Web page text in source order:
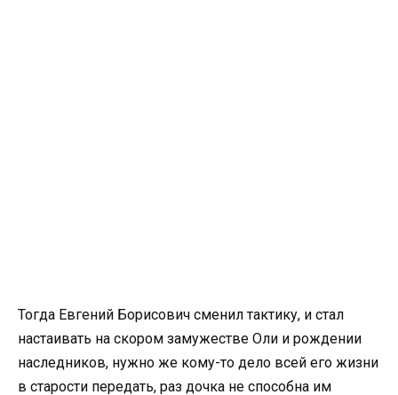
Тогда Евгений Борисович сменил тактику, и стал
настаивать на скором замужестве Оли и рождении
наследников, нужно же кому-то дело всей его жизни
в старости передать, раз дочка не способна им